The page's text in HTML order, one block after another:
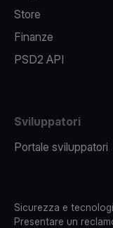
Store
Finanze
PSD2 API
Sviluppatori
Portale sviluppatori
Sicurezza e
Presentare un